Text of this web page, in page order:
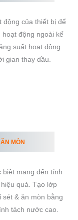
động của thiết bị để
động ngoài kế
suất hoạt động
gian thay dầu.
MÒN
biệt mang đến tính
quả. Tạo lớp
& ăn mòn bằng
tách nước cao.